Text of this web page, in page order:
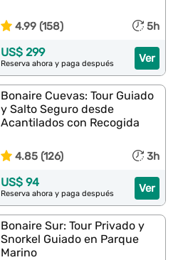
4.99 (158) 5h
Ver
US$ 299
Reserva ahora y paga después
Bonaire Cuevas: Tour Guiado
y Salto Seguro desde
Acantilados con Recogida
4.85 (126) 3h
Ver
US$ 94
Reserva ahora y paga después
Bonaire Sur: Tour Privado y
Snorkel Guiado en Parque
Marino